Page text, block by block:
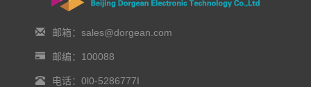
邮箱：sales@dorgean.com
邮编：100088
电话：0l0-5286777I